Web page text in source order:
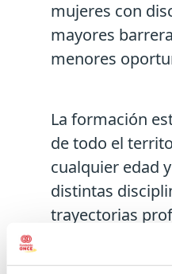
mujeres con
mayores
menores
La formación
de todo el
cualquier edad
distintas
trayectorias
formativas, que